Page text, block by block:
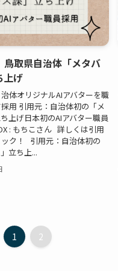
鳥取県自治体「メタバ
上げ
体オリジナルAIアバターを職
用 引用元：自治体初の「メ
上げ日本初のAIアバター職員
: もちこさん 詳しくは引用
ク！ 引用元：自治体初の
立ち上...
1 2